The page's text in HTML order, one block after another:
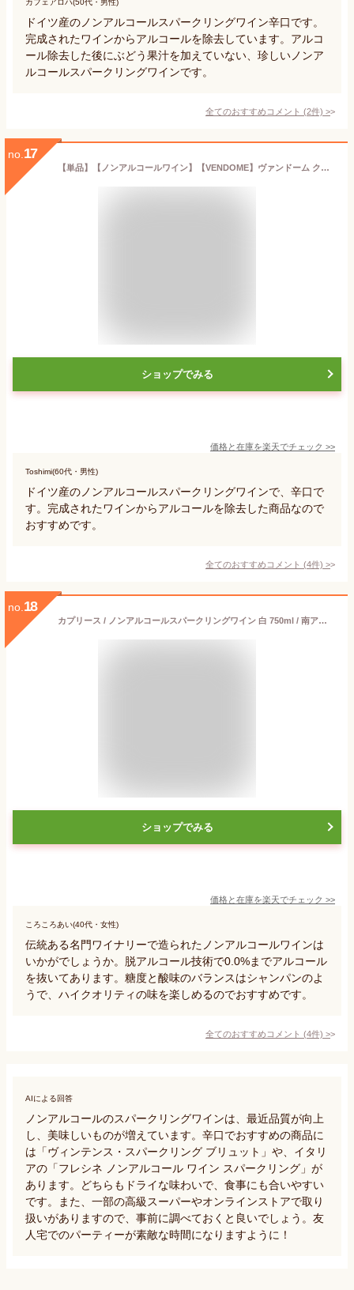
カフェアロハ(50代・男性)
ドイツ産のノンアルコールスパークリングワイン辛口です。
完成されたワインからアルコールを除去しています。アルコ
ール除去した後にぶどう果汁を加えていない、珍しいノンア
ルコールスパークリングワインです。
全てのおすすめコメント (2件) >
no. 17
【単品】【ノンアルコールワイン】【VENDOME】ヴァンドーム クラシック/ロゼ スパークリング ワイン ドイツ産 辛口 750ml お祝い パーティー 記念日 贈り物 ギフト プレゼント
ショップでみる
価格と在庫を楽天でチェック >>
Toshimi(60代・男性)
ドイツ産のノンアルコールスパークリングワインで、辛口で
す。完成されたワインからアルコールを除去した商品なので
おすすめです。
全てのおすすめコメント (4件) >
no. 18
カプリース / ノンアルコールスパークリングワイン 白 750ml / 南アフリカ ケープタウン CAPRICE Alc.0.0％ ノンアルコール
ショップでみる
価格と在庫を楽天でチェック >>
ころころあい(40代・女性)
伝統ある名門ワイナリーで造られたノンアルコールワインは
いかがでしょうか。脱アルコール技術で0.0%までアルコール
を抜いてあります。糖度と酸味のバランスはシャンパンのよ
うで、ハイクオリティの味を楽しめるのでおすすめです。
全てのおすすめコメント (4件) >
AIによる回答
ノンアルコールのスパークリングワインは、最近品質が向上
し、美味しいものが増えています。辛口でおすすめの商品に
は「ヴィンテンス・スパークリング ブリュット」や、イタリ
アの「フレシネ ノンアルコール ワイン スパークリング」が
あります。どちらもドライな味わいで、食事にも合いやすい
です。また、一部の高級スーパーやオンラインストアで取り
扱いがありますので、事前に調べておくと良いでしょう。友
人宅でのパーティーが素敵な時間になりますように！